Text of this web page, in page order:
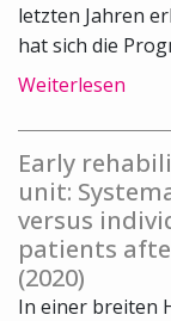
letzten Jahren
hat sich die
Weiterlesen
Early
unit:
versus
patients
(2020)
In einer breiten